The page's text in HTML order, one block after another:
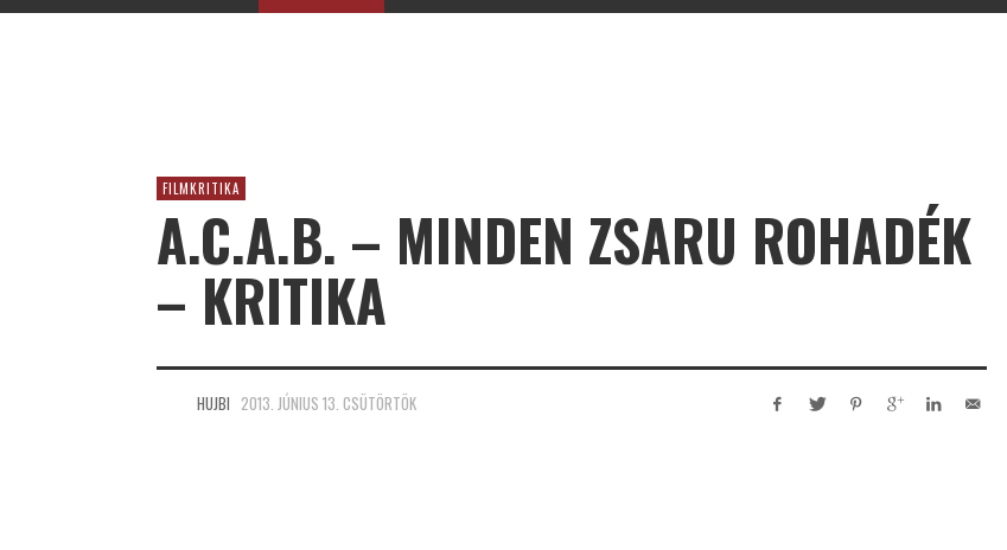
FILMKRITIKA
A.C.A.B. – MINDEN ZSARU ROHADÉK
– KRITIKA
HUJBI 2013. JÚNIUS 13. CSÜTÖRTÖK